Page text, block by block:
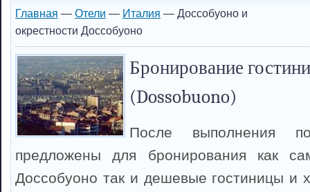
Главная — Отели — Италия — Доссобуоно и
окрестности Доссобуоно
Бронирование
(Dossobuono)
После выполнения
предложены для бронирования как
Доссобуоно так и дешевые гостиницы и